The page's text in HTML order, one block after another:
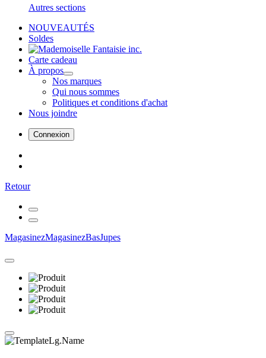
Autres sections
NOUVEAUTÉS
Soldes
Carte cadeau
À propos
Nos marques
Qui nous sommes
Politiques et conditions d'achat
Nous joindre
Connexion
Retour
MagasinezMagasinezBasJupes